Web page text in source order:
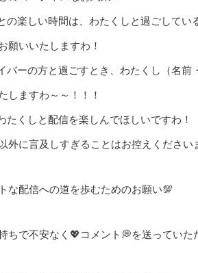
の楽しい時間は、わたくしと過ごしてい
願いいたしますわ！
バーの方と過ごすとき、わたくし（名前
しますわ～～！！！
たくしと配信を楽しんでほしいですわ！
外に言及しすぎることはお控えください
な配信への道を歩むためのお願い💯
ちで不安なく💖コメント💭を送っていた